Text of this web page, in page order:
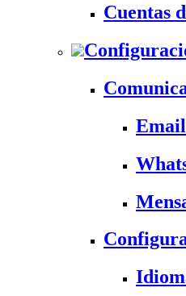
Cuentas